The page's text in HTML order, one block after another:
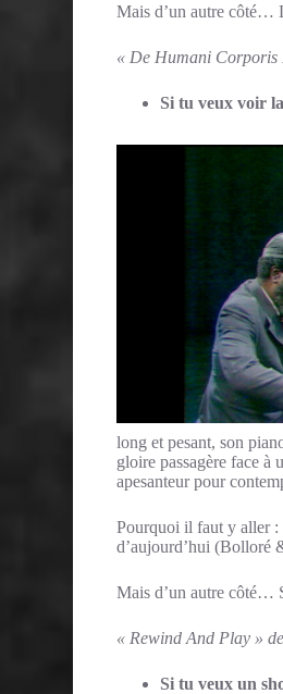
Mais d’un autre côté…
« De Humani Corporis
Si tu veux voir
long et pesant, son
gloire passagère face à
apesanteur pour
Pourquoi il faut y aller :
d’aujourd’hui (Bolloré
Mais d’un autre côté…
« Rewind And Play »
Si tu veux un